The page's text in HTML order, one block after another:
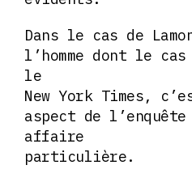
Dans le cas de
l’homme dont le
le
New York Times,
aspect de
affaire
particulière.